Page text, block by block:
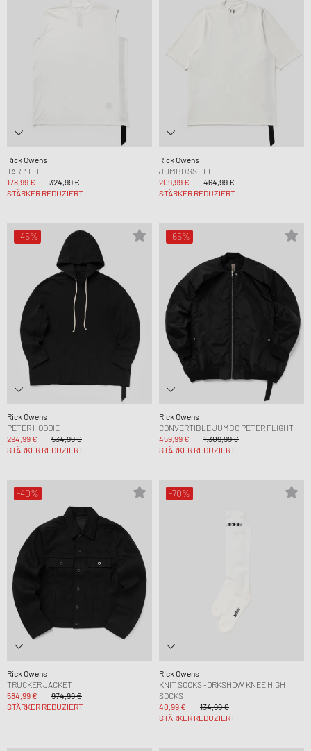
Rick Owens
TARP TEE
178,99 €
324,99 €
STÄRKER REDUZIERT
Rick Owens
JUMBO SS TEE
209,99 €
464,99 €
STÄRKER REDUZIERT
-45%
Rick Owens
PETER HOODIE
294,99 €
534,99 €
STÄRKER REDUZIERT
-65%
Rick Owens
CONVERTIBLE JUMBO PETER FLIGHT
459,99 €
1.309,99 €
STÄRKER REDUZIERT
-40%
Rick Owens
TRUCKER JACKET
584,99 €
974,99 €
STÄRKER REDUZIERT
-70%
Rick Owens
KNIT SOCKS -DRKSHDW KNEE HIGH
SOCKS
40,99 €
134,99 €
STÄRKER REDUZIERT